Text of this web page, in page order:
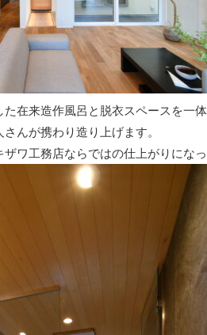
在来造作風呂と脱衣スペースを一
んが携わり造り上げます。
ワ工務店ならではの仕上がりになっ